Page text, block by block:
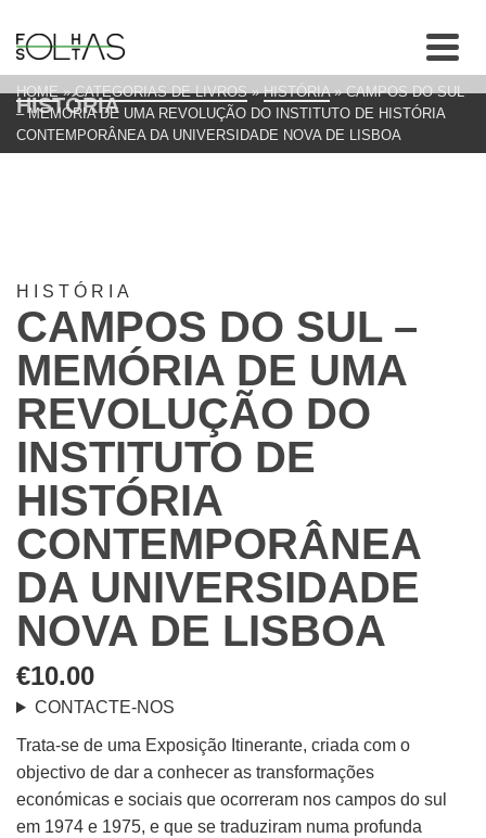
HISTÓRIA
HOME » CATEGORIAS DE LIVROS » HISTÓRIA » CAMPOS DO SUL
– MEMÓRIA DE UMA REVOLUÇÃO DO INSTITUTO DE HISTÓRIA
CONTEMPORÂNEA DA UNIVERSIDADE NOVA DE LISBOA
HISTÓRIA
CAMPOS DO SUL –
MEMÓRIA DE UMA
REVOLUÇÃO DO
INSTITUTO DE
HISTÓRIA
CONTEMPORÂNEA
DA UNIVERSIDADE
NOVA DE LISBOA
€10.00
CONTACTE-NOS
Trata-se de uma Exposição Itinerante, criada com o
objectivo de dar a conhecer as transformações
económicas e sociais que ocorreram nos campos do sul
em 1974 e 1975, e que se traduziram numa profunda